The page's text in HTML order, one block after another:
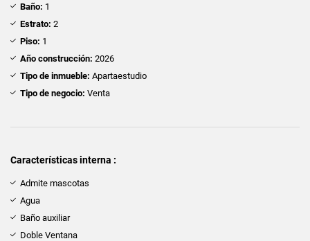
Baño: 1
Estrato: 2
Piso: 1
Año construcción: 2026
Tipo de inmueble: Apartaestudio
Tipo de negocio: Venta
Características interna :
Admite mascotas
Agua
Baño auxiliar
Doble Ventana